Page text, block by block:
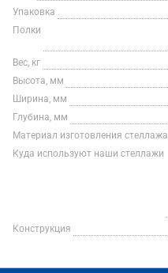
Упаковка
Полки
Вес, кг
Высота, мм
Ширина, мм
Глубина, мм
Материал изготовления стеллажа
Куда используют наши стеллажи
Конструкция